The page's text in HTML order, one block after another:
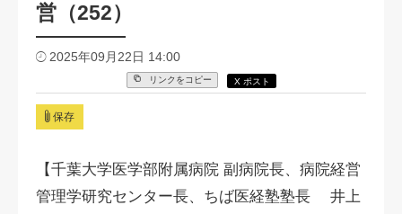
営（252）
2025年09月22日 14:00
リンクをコピー X ポスト
保存
【千葉大学医学部附属病院 副病院長、病院経営
管理学研究センター長、ちば医経塾塾長 井上